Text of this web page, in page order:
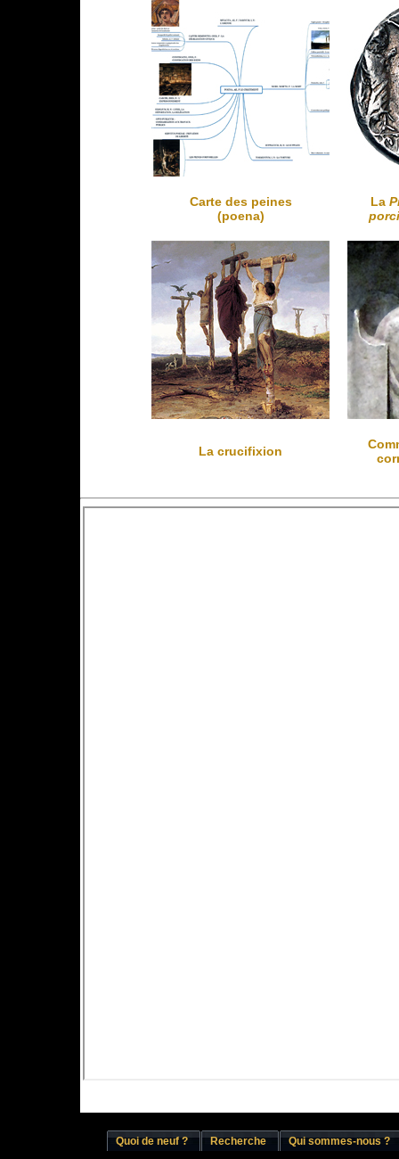
Carte des peines
(poena)
La
La crucifixion
Quoi de neuf ? Recherche Qui sommes-nous ?